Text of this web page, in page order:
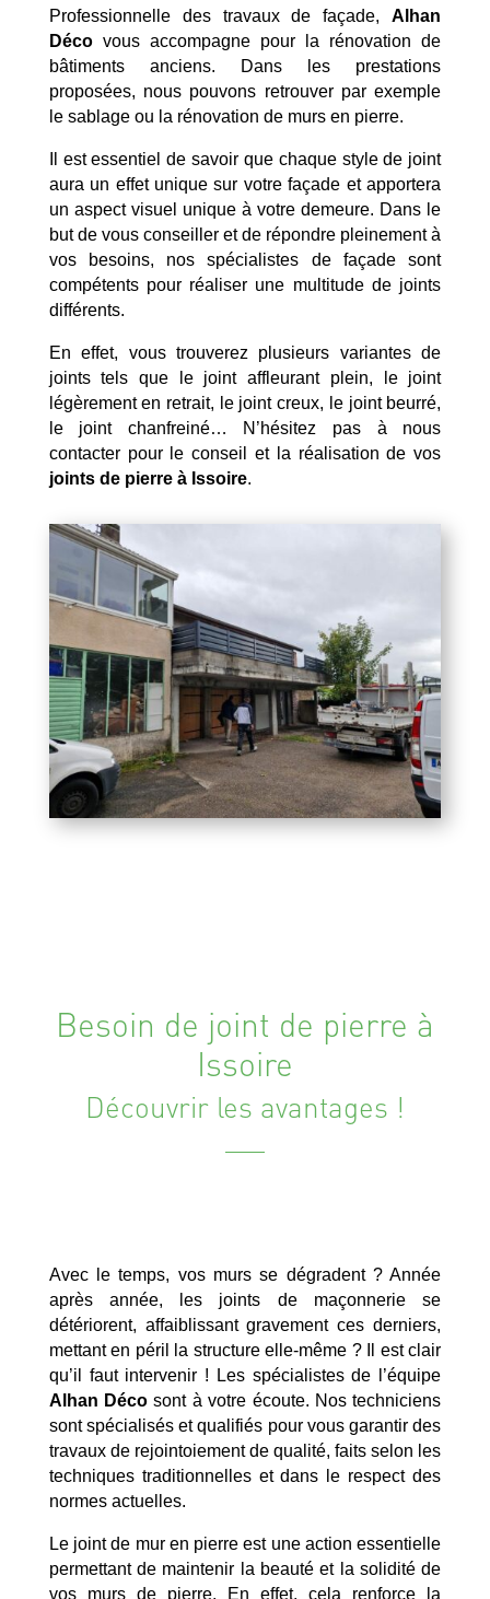
Professionnelle des travaux de façade,Alhan
Décovous accompagne pour la rénovation de
bâtiments anciens. Dans les prestations
proposées, nous pouvons retrouver par exemple
le sablage ou la rénovation de murs en pierre.
Il est essentiel de savoir que chaque style de joint
aura un effet unique sur votre façade et apportera
un aspect visuel unique à votre demeure. Dans le
but de vous conseiller et de répondre pleinement à
vos besoins, nos spécialistes de façade sont
compétents pour réaliser une multitude de joints
différents.
En effet, vous trouverez plusieurs variantes de
joints tels que le joint affleurant plein, le joint
légèrement en retrait, le joint creux, le joint beurré,
le joint chanfreiné… N’hésitez pas à nous
contacter pour le conseil et la réalisation de vos
joints de pierre à Issoire.
Besoin de joint de pierre à
Issoire
Découvrir les avantages !
Avec le temps, vos murs se dégradent ? Année
après année, les joints de maçonnerie se
détériorent, affaiblissant gravement ces derniers,
mettant en péril la structure elle-même ? Il est clair
qu’il faut intervenir ! Les spécialistes de l’équipe
Alhan Déco sont à votre écoute. Nos techniciens
sont spécialisés et qualifiés pour vous garantir des
travaux de rejointoiement de qualité, faits selon les
techniques traditionnelles et dans le respect des
normes actuelles.
Le joint de mur en pierre est une action essentielle
permettant de maintenir la beauté et la solidité de
vos murs de pierre. En effet, cela renforce la